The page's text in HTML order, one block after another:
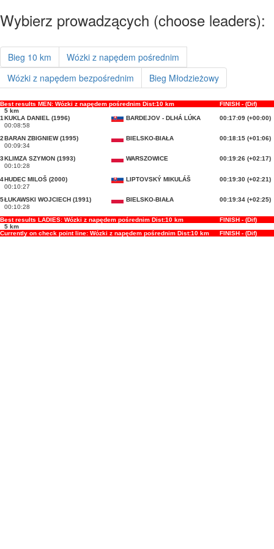
Wybierz prowadzących (choose leaders):
Bieg 10 km
Wózki z napędem pośrednim
Wózki z napędem bezpośrednim
Bieg Młodzieżowy
Best results MEN: Wózki z napędem pośrednim Dist:10 km
FINISH - (Dif)
5 km
1 KUKLA DANIEL (1996) BARDEJOV - DLHÁ LÚKA
00:17:09 (+00:00)
00:08:58
2BARAN ZBIGNIEW (1995) BIELSKO-BIAŁA
00:18:15 (+01:06)
00:09:34
3KLIMZA SZYMON (1993) WARSZOWICE
00:19:26 (+02:17)
00:10:28
4HUDEC MILOŠ (2000) LIPTOVSKÝ MIKULÁŠ
00:19:30 (+02:21)
00:10:27
5ŁUKAWSKI WOJCIECH (1991) BIELSKO-BIAŁA
00:19:34 (+02:25)
00:10:28
Best results LADIES: Wózki z napędem pośrednim Dist:10 km
FINISH - (Dif)
5 km
Currently on check point line: Wózki z napędem pośrednim Dist:10 km
FINISH - (Dif)